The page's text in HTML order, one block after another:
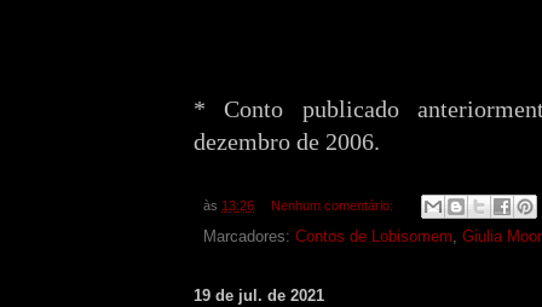
* Conto publicado
dezembro de 2006.
às 13:26 Nenhum comentário:
Marcadores: Contos de Lobisomem, Giulia
19 de jul. de 2021